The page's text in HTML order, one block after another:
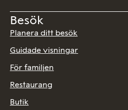
Besök
Planera ditt besök
Guidade visningar
För familjen
Restaurang
Butik